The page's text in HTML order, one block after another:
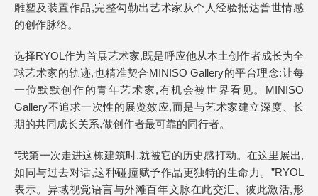
雕塑及装置作品,完整勾勒出艺术家从个人经验抵达普世情感
的创作脉络。
选择RYOL作为首展艺术家,既是呼应他从本土创作者成长为全
球艺术家的轨迹,也精准契合MINISO Gallery的平台理念:让每
一位默默创作的青年艺术家,有机会被世界看见。MINISO
Gallery不追求一次性的展览效应,而是与艺术家建立深度、长
期的共同成长关系,做创作者最可靠的同行者。
“我第一次走进这栋建筑时,就被它的历史感打动。在这里展出,
如同与过去对话,这种碰撞赋予作品更独特的生命力。”RYOL
表示。异域视觉语言与外滩百年文脉在此交汇、彼此激活,形